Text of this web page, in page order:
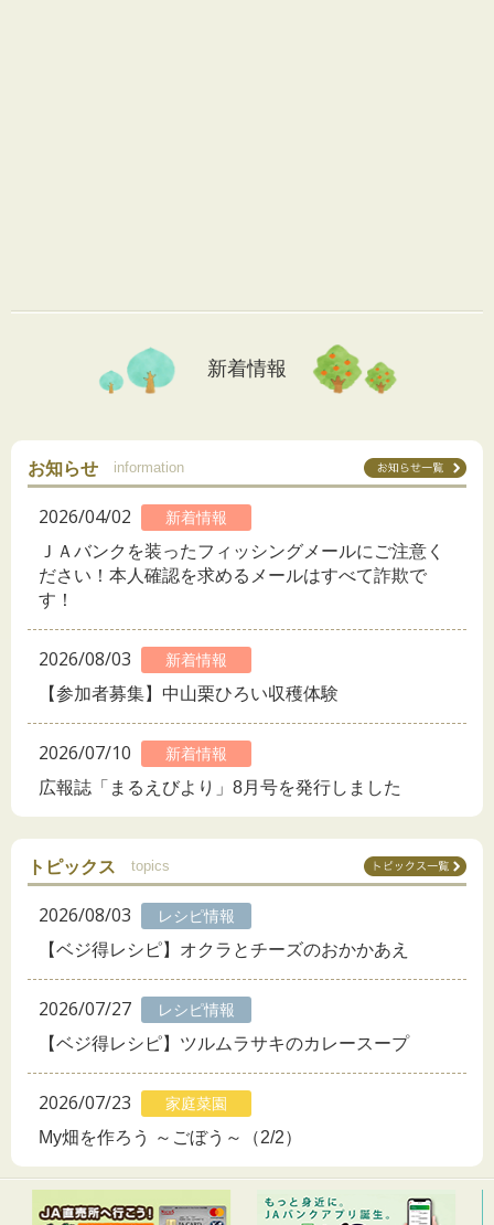
新着情報
お知らせ information
2026/04/02 新着情報
ＪＡバンクを装ったフィッシングメールにご注意く
ださい！本人確認を求めるメールはすべて詐欺で
す！
2026/08/03 新着情報
【参加者募集】中山栗ひろい収穫体験
2026/07/10 新着情報
広報誌「まるえびより」8月号を発行しました
トピックス topics
2026/08/03 レシピ情報
【ベジ得レシピ】オクラとチーズのおかかあえ
2026/07/27 レシピ情報
【ベジ得レシピ】ツルムラサキのカレースープ
2026/07/23 家庭菜園
My畑を作ろう ～ごぼう～（2/2）